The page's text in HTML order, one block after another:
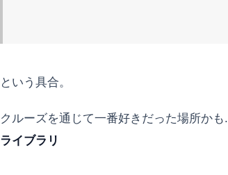
という具合。
クルーズを通じて一番好きだった場所かも
ライブラリ